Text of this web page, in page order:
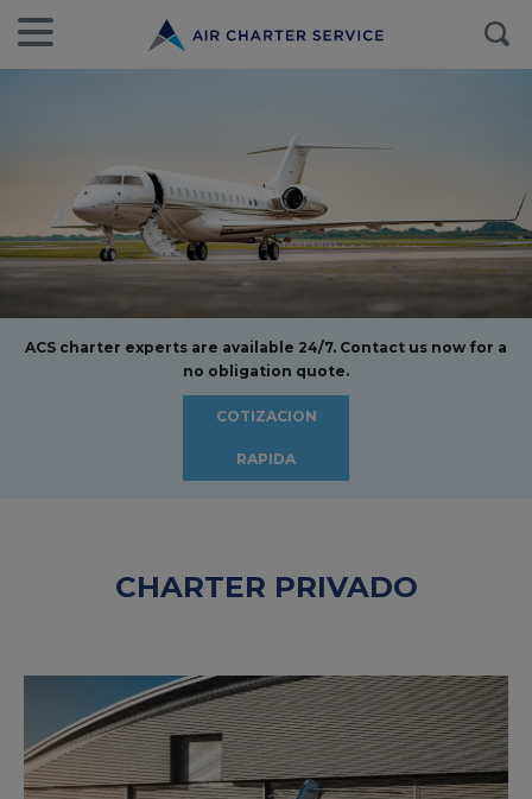
ACS charter experts are available 24/7. Contact us now for a
no obligation quote.
COTIZACION
RAPIDA
CHARTER PRIVADO